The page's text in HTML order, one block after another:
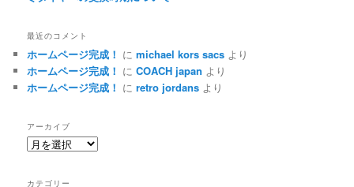
最近のコメント
ホームページ完成！ にmichael kors sacs より
ホームページ完成！ にCOACH japan より
ホームページ完成！ にretro jordans より
アーカイブ
ア
カテゴリー